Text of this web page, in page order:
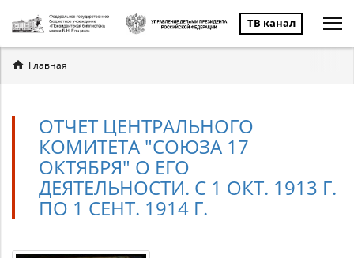
ТВ канал
Вы
здесь
Главная
ОТЧЕТ ЦЕНТРАЛЬНОГО
КОМИТЕТА "СОЮЗА 17
ОКТЯБРЯ" О ЕГО
ДЕЯТЕЛЬНОСТИ. С 1 ОКТ. 1913 Г.
ПО 1 СЕНТ. 1914 Г.